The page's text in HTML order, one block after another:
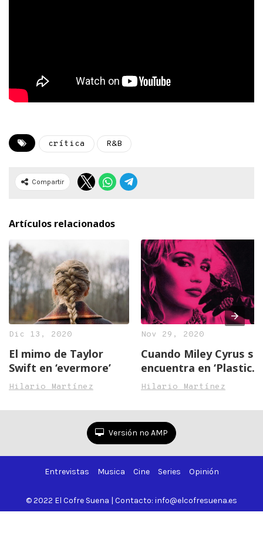
crítica R&B
Compartir
Artículos relacionados
Dic 13, 2020
El mimo de Taylor
Swift en ‘evermore’
Hilario Martínez
Nov 29, 2020
Cuando Miley Cyrus se
encuentra en ‘Plastic
Hearts’
Hilario Martínez
Versión no AMP
Entrevistas Musica Cine Series Opinión
© 2022 El Cofre Suena | Contacto: info@elcofresuena.es